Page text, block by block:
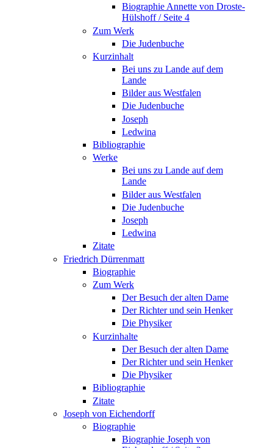
Biographie Annette von Droste-
Hülshoff / Seite 4
Zum Werk
Die Judenbuche
Kurzinhalt
Bei uns zu Lande auf dem
Lande
Bilder aus Westfalen
Die Judenbuche
Joseph
Ledwina
Bibliographie
Werke
Bei uns zu Lande auf dem
Lande
Bilder aus Westfalen
Die Judenbuche
Joseph
Ledwina
Zitate
Friedrich Dürrenmatt
Biographie
Zum Werk
Der Besuch der alten Dame
Der Richter und sein Henker
Die Physiker
Kurzinhalte
Der Besuch der alten Dame
Der Richter und sein Henker
Die Physiker
Bibliographie
Zitate
Joseph von Eichendorff
Biographie
Biographie Joseph von